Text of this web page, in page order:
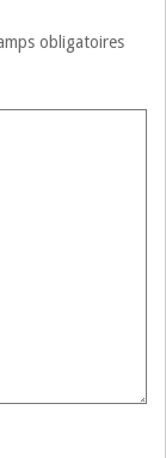
obligatoires